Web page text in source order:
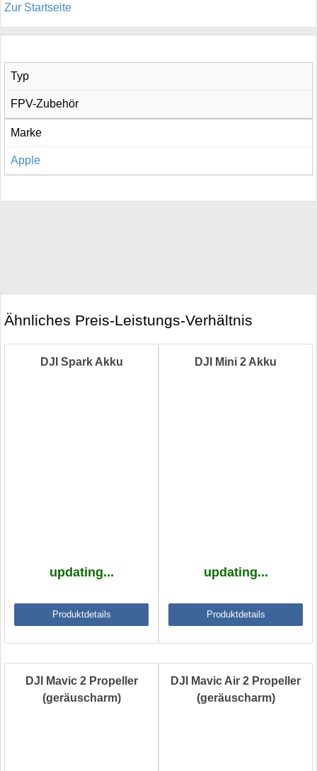
Zur Startseite
Typ
FPV-Zubehör
Marke
Apple
Ähnliches Preis-Leistungs-Verhältnis
DJI Spark Akku
updating...
Produktdetails
DJI Mini 2 Akku
updating...
Produktdetails
DJI Mavic 2 Propeller
(geräuscharm)
DJI Mavic Air 2 Propeller
(geräuscharm)